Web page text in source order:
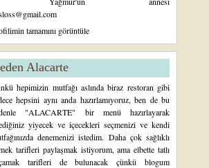
tamamını görüntüle
Alacarte
hepimizin mutfağı aslında biraz restoran gibi
hepsini aynı anda hazırlamıyoruz, ben de bu
"ALACARTE" bir menü hazırlayarak
yiyecek ve içecekleri seçmenizi ve kendi
denemenizi istedim. Daha çok sağlıklı
tarifleri paylaşmak istiyorum, ama elbette tatlı
tarifleri de bulunacak çünkü blogum